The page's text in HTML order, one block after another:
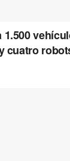
cuatro